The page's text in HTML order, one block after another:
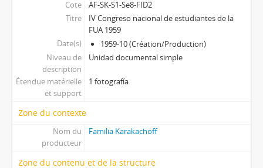
Cote
AF-SK-S1-Se8-FID2
Titre
IV Congreso nacional de estudiantes de la
FUA 1959
Date(s)
1959-10 (Création/Production)
Niveau de
description
Unidad documental simple
Étendue matérielle
et support
1 fotografía
Zone du contexte
Nom du
producteur
Familia Karakachoff
Zone du contenu et de la structure